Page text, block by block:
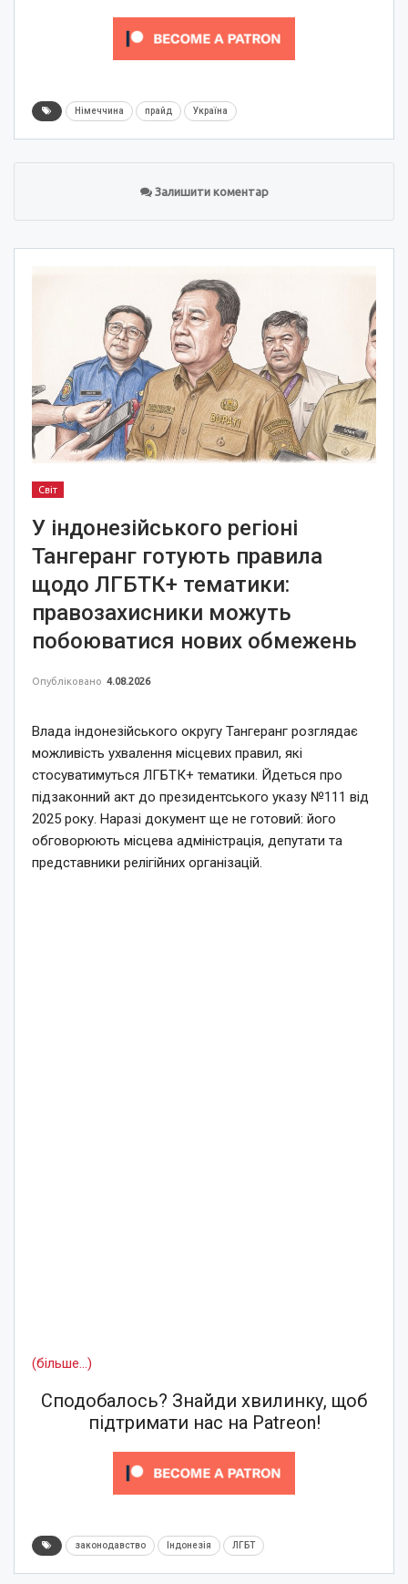
Німеччина прайд Україна
Залишити коментар
Світ
У індонезійського регіоні
Тангеранг готують правила
щодо ЛГБТК+ тематики:
правозахисники можуть
побоюватися нових обмежень
Опубліковано 4.08.2026
Влада індонезійського округу Тангеранг розглядає
можливість ухвалення місцевих правил, які
стосуватимуться ЛГБТК+ тематики. Йдеться про
підзаконний акт до президентського указу №111 від
2025 року. Наразі документ ще не готовий: його
обговорюють місцева адміністрація, депутати та
представники релігійних організацій.
(більше…)
Сподобалось? Знайди хвилинку, щоб
підтримати нас на Patreon!
законодавство Індонезія ЛГБТ